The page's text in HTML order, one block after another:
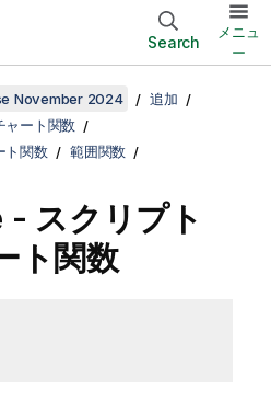
Search
メニュ
ー
November 2024
追加
ャート関数
ト関数
範囲関数
- スクリプト
ト関数